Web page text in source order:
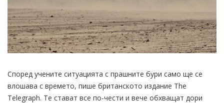
Според учените ситуацията с прашните бури само ще се
влошава с времето, пише британското издание The
Telegraph. Те стават все по-чести и вече обхващат дори